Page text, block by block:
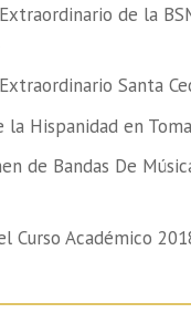
de la
Santa
la Hispanidad en
de Bandas De
Curso Académico